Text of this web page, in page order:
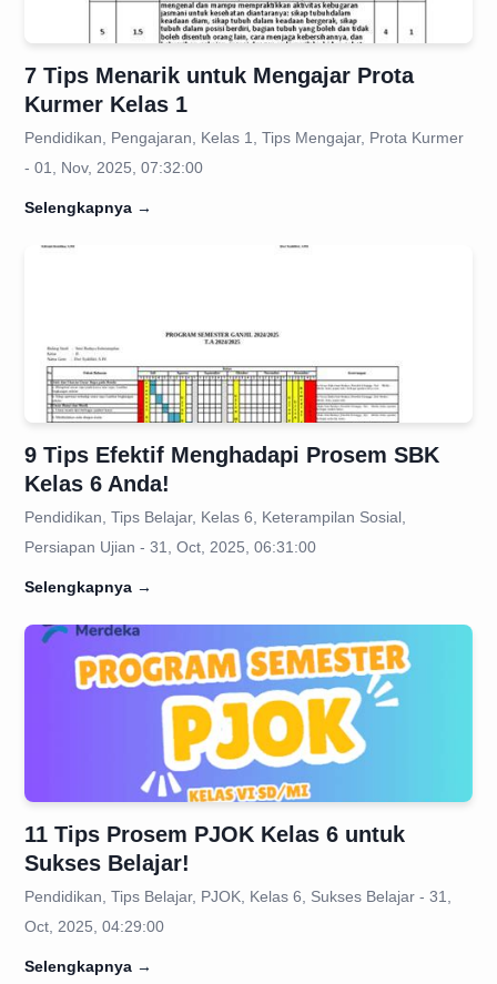
7 Tips Menarik untuk Mengajar Prota
Kurmer Kelas 1
Pendidikan, Pengajaran, Kelas 1, Tips Mengajar, Prota Kurmer
- 01, Nov, 2025, 07:32:00
Selengkapnya →
9 Tips Efektif Menghadapi Prosem SBK
Kelas 6 Anda!
Pendidikan, Tips Belajar, Kelas 6, Keterampilan Sosial,
Persiapan Ujian - 31, Oct, 2025, 06:31:00
Selengkapnya →
11 Tips Prosem PJOK Kelas 6 untuk
Sukses Belajar!
Pendidikan, Tips Belajar, PJOK, Kelas 6, Sukses Belajar - 31,
Oct, 2025, 04:29:00
Selengkapnya →